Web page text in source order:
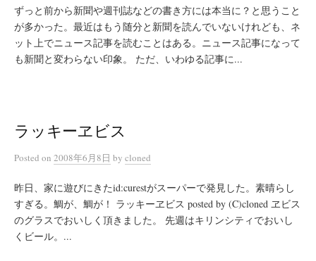
ずっと前から新聞や週刊誌などの書き方には本当に？と思うこと
が多かった。最近はもう随分と新聞を読んでいないけれども、ネ
ット上でニュース記事を読むことはある。ニュース記事になって
も新聞と変わらない印象。 ただ、いわゆる記事に...
ラッキーヱビス
Posted on 2008年6月8日 by cloned
昨日、家に遊びにきたid:curestがスーパーで発見した。素晴らし
すぎる。鯛が、鯛が！ ラッキーヱビス posted by (C)cloned ヱビス
のグラスでおいしく頂きました。 先週はキリンシティでおいし
くビール。...